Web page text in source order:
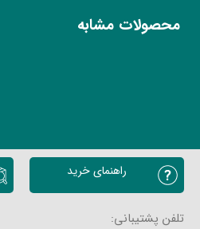
محصولات مشابه
راهنمای خرید
تلفن پشتیبانی: